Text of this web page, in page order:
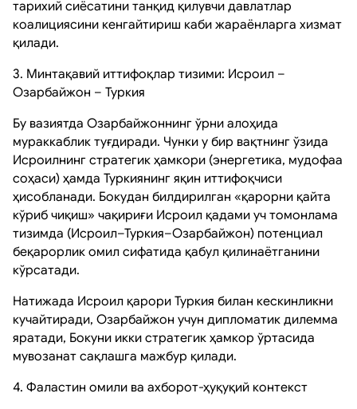
тарихий сиёсатини танқид қилувчи давлатлар
коалициясини кенгайтириш каби жараёнларга хизмат
қилади.
3. Минтақавий иттифоқлар тизими: Исроил –
Озарбайжон – Туркия
Бу вазиятда Озарбайжоннинг ўрни алоҳида
мураккаблик туғдиради. Чунки у бир вақтнинг ўзида
Исроилнинг стратегик ҳамкори (энергетика, мудофаа
соҳаси) ҳамда Туркиянинг яқин иттифоқчиси
ҳисобланади. Бокудан билдирилган «қарорни қайта
кўриб чиқиш» чақириғи Исроил қадами уч томонлама
тизимда (Исроил–Туркия–Озарбайжон) потенциал
беқарорлик омил сифатида қабул қилинаётганини
кўрсатади.
Натижада Исроил қарори Туркия билан кескинликни
кучайтиради, Озарбайжон учун дипломатик дилемма
яратади, Бокуни икки стратегик ҳамкор ўртасида
мувозанат сақлашга мажбур қилади.
4. Фаластин омили ва ахборот-ҳуқуқий контекст